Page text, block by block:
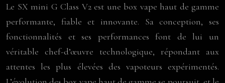
Le SX mini G Class V2 est une box vape haut de gamme
performante, fiable et innovante. Sa conception, ses
fonctionnalités et ses performances font de lui un
véritable chef-d’œuvre technologique, répondant aux
attentes les plus élevées des vapoteurs expérimentés.